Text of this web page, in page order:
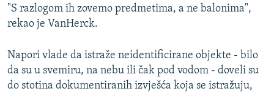
"S razlogom ih zovemo predmetima, a ne balonima",
rekao je VanHerck.
Napori vlade da istraže neidentificirane objekte - bilo
da su u svemiru, na nebu ili čak pod vodom - doveli su
do stotina dokumentiranih izvješća koja se istražuju,